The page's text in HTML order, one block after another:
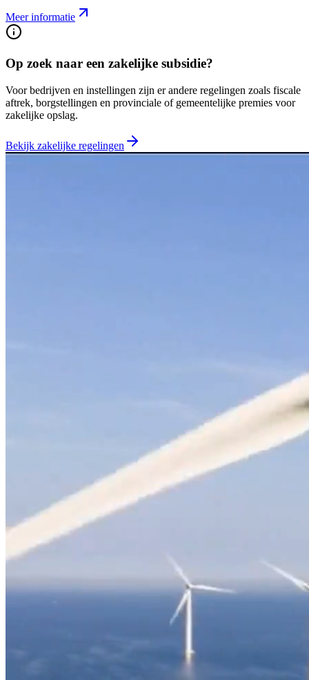
Meer informatie
Op zoek naar een zakelijke subsidie?
Voor bedrijven en instellingen zijn er andere regelingen zoals fiscale
aftrek, borgstellingen en provinciale of gemeentelijke premies voor
zakelijke opslag.
Bekijk zakelijke regelingen